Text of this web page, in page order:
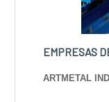
EMPRESAS
ARTMETAL